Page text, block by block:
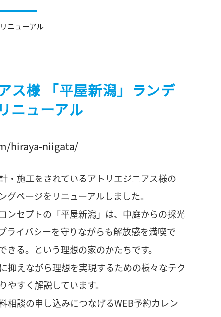
ニューアル
ス様 「平屋新潟」ランデ
ニューアル
hiraya-niigata/
・施工をされているアトリエジニアス様の
グページをリニューアルしました。
ンセプトの「平屋新潟」は、中庭からの採光
ライバシーを守りながらも解放感を満喫で
きる。という理想の家のかたちです。
抑えながら理想を実現するための様々なテク
やすく解説しています。
相談の申し込みにつなげるWEB予約カレン